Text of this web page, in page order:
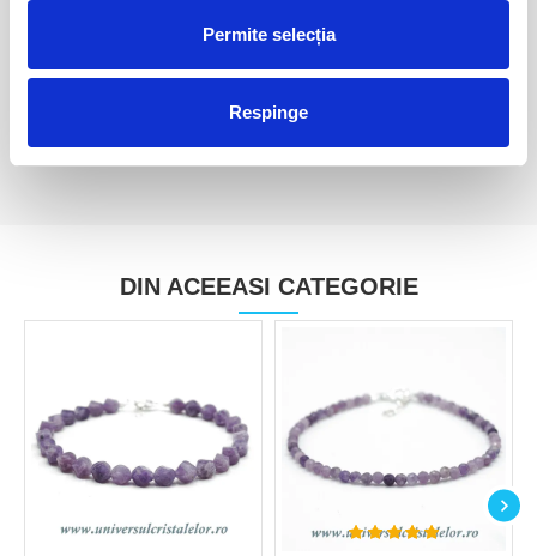
Permite selecția
Respinge
45,00 Lei
85,00 Lei
DIN ACEEASI CATEGORIE